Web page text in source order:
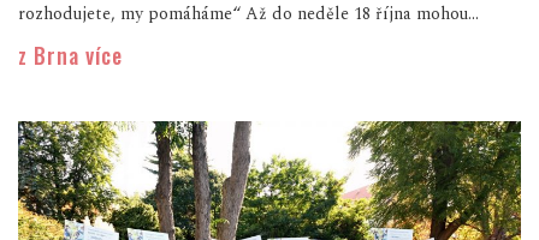
rozhodujete, my pomáháme“ Až do neděle 18 října mohou...
z Brna více